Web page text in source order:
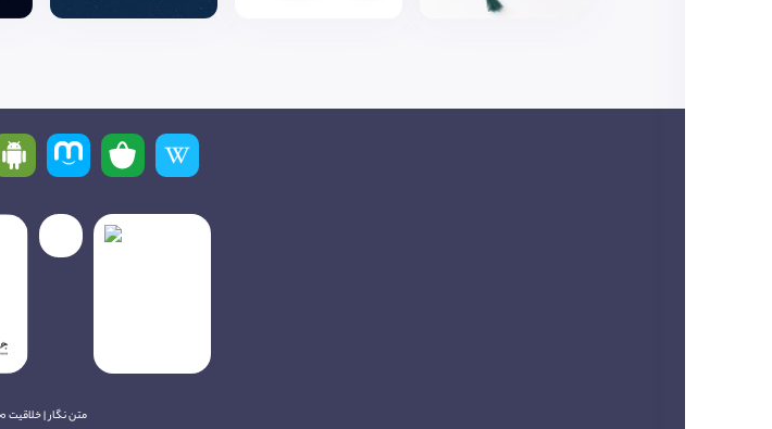
متن نگار | خلاقیت